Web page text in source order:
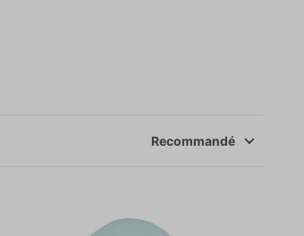
Recommandé